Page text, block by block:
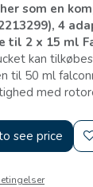
som en
4
til 2 x 15 ml
kan
til 50 ml
med
see price